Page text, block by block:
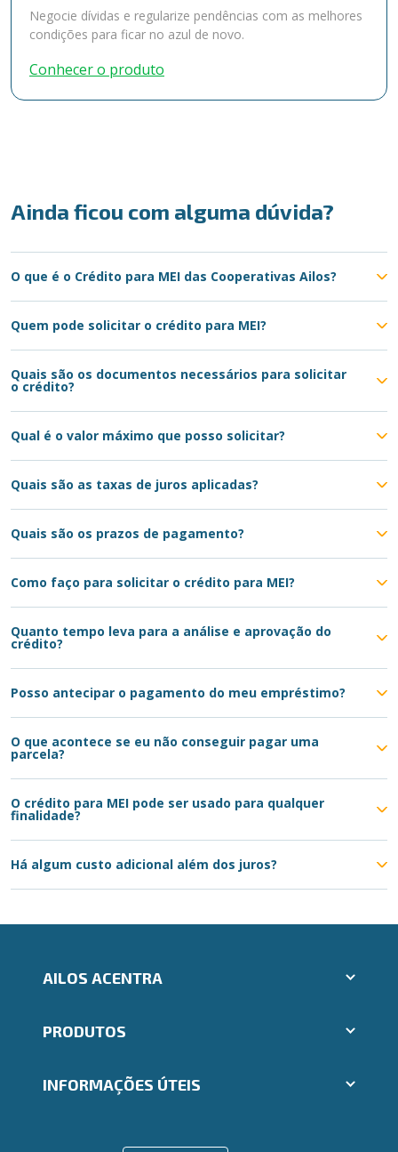
Negocie dívidas e regularize pendências com as melhores
condições para ficar no azul de novo.
Conhecer o produto
Ainda ficou com alguma dúvida?
O que é o Crédito para MEI das Cooperativas Ailos?
Quem pode solicitar o crédito para MEI?
Quais são os documentos necessários para solicitar
o crédito?
Qual é o valor máximo que posso solicitar?
Quais são as taxas de juros aplicadas?
Quais são os prazos de pagamento?
Como faço para solicitar o crédito para MEI?
Quanto tempo leva para a análise e aprovação do
crédito?
Posso antecipar o pagamento do meu empréstimo?
O que acontece se eu não conseguir pagar uma
parcela?
O crédito para MEI pode ser usado para qualquer
finalidade?
Há algum custo adicional além dos juros?
AILOS ACENTRA
Indique um amigo
Trabalhe Conosco
Ailos Educação
PRODUTOS
Consórcios
INFORMAÇÕES ÚTEIS
Postos de Atendimento